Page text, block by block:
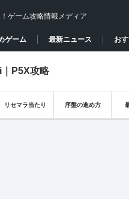
ゲーム攻略情報メディア
ゲーム 最新ニュース お
P5X攻略
リセマラ当たり 序盤の進め方